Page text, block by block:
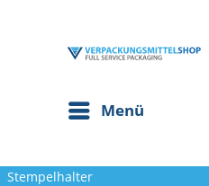
Menü
Stempelhalter